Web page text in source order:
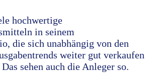
hochwertige
in seinem
die sich unabhängig von den
weiter gut verkaufen
sehen auch die Anleger so.